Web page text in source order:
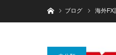
ホームブログ 海外FX